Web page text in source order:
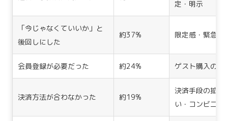
定・明示
「今じゃなくていいか」と
後回しにした
約37% 限定感・緊急性
会員登録が必要だった 約24% ゲスト購入の導
決済方法が合わなかった 約19%
決済手段の拡充
い・コンビニ等